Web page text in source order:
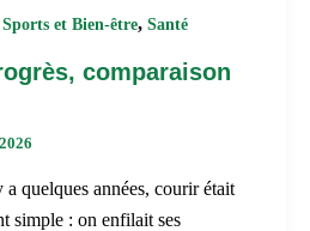
Sports et Bien-être, Santé
comparaison
quelques années, courir était
simple : on enfilait ses